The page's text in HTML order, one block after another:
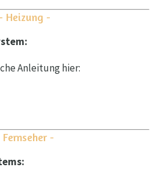
- Heizung -
Anleitung hier:
Fernseher -